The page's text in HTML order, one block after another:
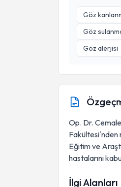
Göz
Göz
Göz alerjisi
Op. Dr.
Fakültesi'nden
Eğitim ve
hastalarını
İlgi Alanları